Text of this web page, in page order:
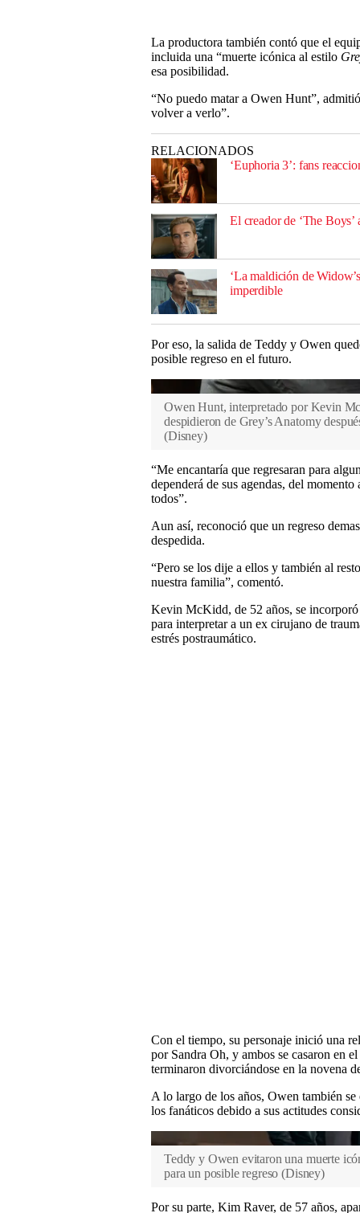
La productora también contó que el
incluida una “muerte icónica al estilo
esa posibilidad.
“No puedo matar a Owen Hunt”,
volver a verlo”.
RELACIONADOS
‘Euphoria 3’: fans
El creador de ‘The
‘La maldición de
imperdible
Por eso, la salida de Teddy y Owen
posible regreso en el futuro.
Owen Hunt, interpretado por Kevin
despidieron de Grey’s Anatomy
(Disney)
“Me encantaría que regresaran para
dependerá de sus agendas, del
todos”.
Aun así, reconoció que un regreso
despedida.
“Pero se los dije a ellos y también al
nuestra familia”, comentó.
Kevin McKidd, de 52 años, se incorporó
para interpretar a un ex cirujano de
estrés postraumático.
Con el tiempo, su personaje inició una
por Sandra Oh, y ambos se casaron en
terminaron divorciándose en la novena
A lo largo de los años, Owen también
los fanáticos debido a sus actitudes
Teddy y Owen evitaron una muerte
para un posible regreso (Disney)
Por su parte, Kim Raver, de 57 años,